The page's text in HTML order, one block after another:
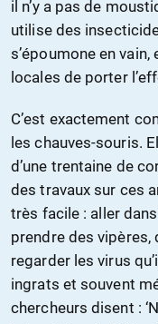
il n’y a pas de
utilise des
s’époumone en
locales de porter
C’est exactement
les chauves-souris.
d’une trentaine de
des travaux sur ces
très facile : aller
prendre des
regarder les virus
ingrats et souvent
chercheurs disent :